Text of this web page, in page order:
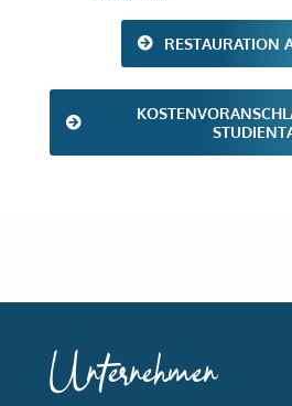
RESTAURATION
Unternehmen